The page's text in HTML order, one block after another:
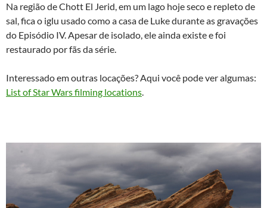
Na região de Chott El Jerid, em um lago hoje seco e repleto de
sal, fica o iglu usado como a casa de Luke durante as gravações
do Episódio IV. Apesar de isolado, ele ainda existe e foi
restaurado por fãs da série.
Interessado em outras locações? Aqui você pode ver algumas:
List of Star Wars filming locations.